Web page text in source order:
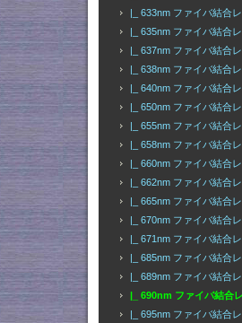
|_ 633nm ファイバ結合
|_ 635nm ファイバ結合
|_ 637nm ファイバ結合
|_ 638nm ファイバ結合
|_ 640nm ファイバ結合
|_ 650nm ファイバ結合
|_ 655nm ファイバ結合
|_ 658nm ファイバ結合
|_ 660nm ファイバ結合
|_ 662nm ファイバ結合
|_ 665nm ファイバ結合
|_ 670nm ファイバ結合
|_ 671nm ファイバ結合
|_ 685nm ファイバ結合
|_ 689nm ファイバ結合
|_ 690nm ファイバ結合
|_ 695nm ファイバ結合